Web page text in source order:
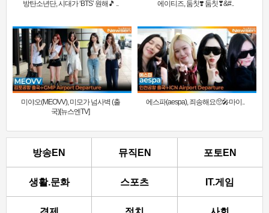
방탄소년단, 시대가 ‘BTS’ 원해🎵 .. 에이티즈, 둠칫❣️ 둠칫❣&#..
미야오(MEOVV), 미모가 넘사벽 (출
국)[뉴스엔TV]
에스파(aespa), 죄송해요🥺🎤마이..
방송EN 뮤직EN 포토EN
생활.문화 스포츠 IT.게임